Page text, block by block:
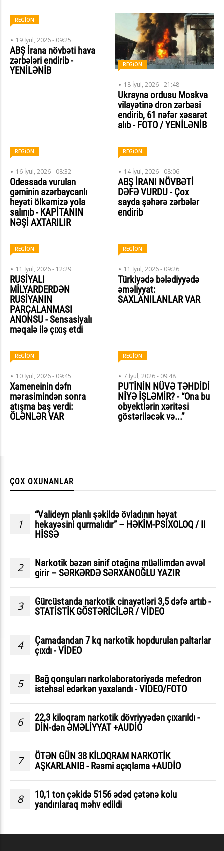
REGİON
19 İyul, 2026 - 09:25
ABŞ İrana növbəti hava
zərbələri endirib -
YENİLƏNİB
REGİON
18 İyul, 2026 - 21:48
Ukrayna ordusu Moskva
vilayətinə dron zərbəsi
endirib, 61 nəfər xəsarət
alıb - FOTO / YENİLƏNİB
REGİON
16 İyul, 2026 - 08:32
Odessada vurulan
gəminin azərbaycanlı
heyəti ölkəmizə yola
salınıb - KAPİTANIN
NƏŞİ AXTARILIR
REGİON
14 İyul, 2026 - 08:06
ABŞ İRANI NÖVBƏTİ
DƏFƏ VURDU - Çox
sayda şəhərə zərbələr
endirib
REGİON
11 İyul, 2026 - 12:29
RUSİYALI
MİLYARDERDƏN
RUSİYANIN
PARÇALANMASI
ANONSU - Sensasiyalı
məqalə ilə çıxış etdi
REGİON
11 İyul, 2026 - 09:26
Türkiyədə bələdiyyədə
əməliyyat:
SAXLANILANLAR VAR
REGİON
10 İyul, 2026 - 09:45
Xameneinin dəfn
mərasimindən sonra
atışma baş verdi:
ÖLƏNLƏR VAR
REGİON
7 İyul, 2026 - 09:48
PUTİNİN NÜVƏ TƏHDİDİ
NİYƏ İŞLƏMİR? - “Ona bu
obyektlərin xəritəsi
göstəriləcək və...”
ÇOX OXUNANLAR
1
“Valideyn planlı şəkildə övladının həyat
hekayəsini qurmalıdır” – HƏKİM-PSİXOLOQ / II
HİSSƏ
2
Narkotik bəzən sinif otağına müəllimdən əvvəl
girir – SƏRKƏRDƏ SƏRXANOĞLU YAZIR
3
Gürcüstanda narkotik cinayətləri 3,5 dəfə artıb -
STATİSTİK GÖSTƏRİCİLƏR / VİDEO
4
Çamadandan 7 kq narkotik hopdurulan paltarlar
çıxdı - VİDEO
5
Bağ qonşuları narkolaboratoriyada mefedron
istehsal edərkən yaxalandı - VIDEO/FOTO
6
22,3 kiloqram narkotik dövriyyədən çıxarıldı -
DİN-dən ƏMƏLİYYAT +AUDİO
7
ÖTƏN GÜN 38 KİLOQRAM NARKOTİK
AŞKARLANIB - Rəsmi açıqlama +AUDİO
8
10,1 ton çəkidə 5156 ədəd çətənə kolu
yandırılaraq məhv edildi